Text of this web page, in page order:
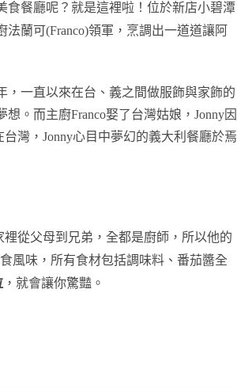
食餐廳呢？就是這裡啦！位於新店小碧潭
法蘭可(Franco)領軍，烹調出一道道讓阿
，一直以來在台、義之間做服飾與家飾的
想。而主廚Franco娶了台灣姑娘， Jonny因
灣， Jonny心目中夢幻的義大利餐廳於焉
從父母到兄弟，全都是廚師，所以他的
風味，所有食材包括調味料、番茄醬全
，就會讓你驚豔。